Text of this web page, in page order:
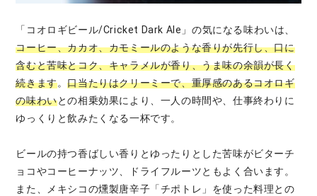
「コオロギビール/Cricket Dark Ale」の気になる味わいは、
コーヒー、カカオ、カモミールのような香りが先行し、口に
含むと苦味とコク、キャラメルが香り、うま味の余韻が長く
続きます。口当たりはクリーミーで、重厚感のあるコオロギ
の味わいとの相乗効果により、一人の時間や、仕事終わりに
ゆっくりと飲みたくなる一杯です。
ビールの持つ香ばしい香りとゆったりとした苦味がビターチ
ョコやコーヒーナッツ、ドライフルーツともよく合います。
また、メキシコの燻製唐辛子「チポトレ」を使った料理との